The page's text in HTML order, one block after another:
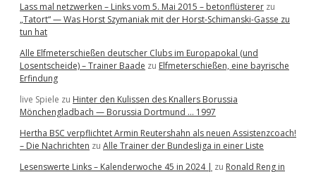
Lass mal netzwerken – Links vom 5. Mai 2015 – betonflüsterer zu
„Tatort“ — Was Horst Szymaniak mit der Horst-Schimanski-Gasse zu
tun hat
Alle Elfmeterschießen deutscher Clubs im Europapokal (und
Losentscheide) – Trainer Baade zu Elfmeterschießen, eine bayrische
Erfindung
live Spiele zu Hinter den Kulissen des Knallers Borussia
Mönchengladbach — Borussia Dortmund … 1997
Hertha BSC verpflichtet Armin Reutershahn als neuen Assistenzcoach!
– Die Nachrichten zu Alle Trainer der Bundesliga in einer Liste
Lesenswerte Links – Kalenderwoche 45 in 2024 | zu Ronald Reng in